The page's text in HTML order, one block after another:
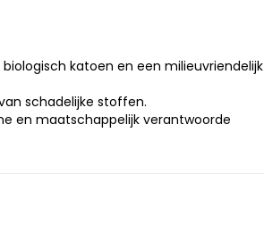
katoen en een milieuvriendelijk
schadelijke stoffen.
en maatschappelijk verantwoorde